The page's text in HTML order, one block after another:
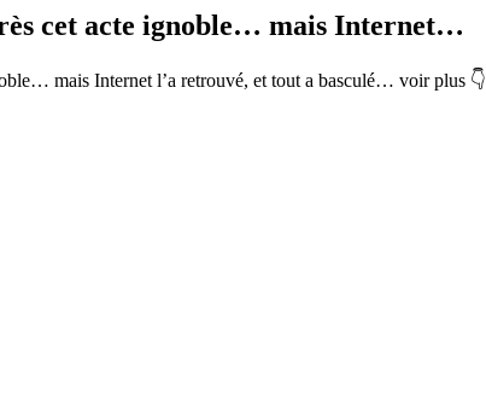
cet acte ignoble… mais Internet…
mais Internet l’a retrouvé, et tout a basculé… voir plus 👇